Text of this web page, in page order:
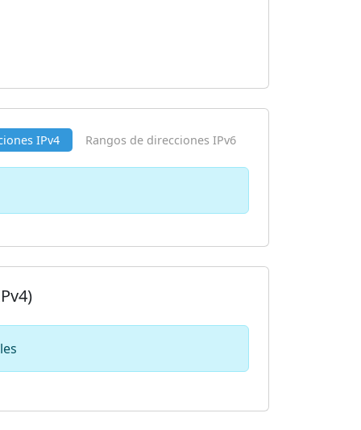
IPv4 Rangos de direcciones IPv6